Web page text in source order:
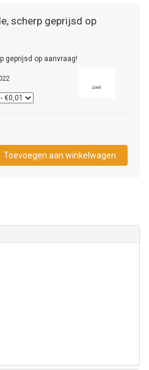
scherp geprijsd op
geprijsd op aanvraag!
Toevoegen aan winkelwagen